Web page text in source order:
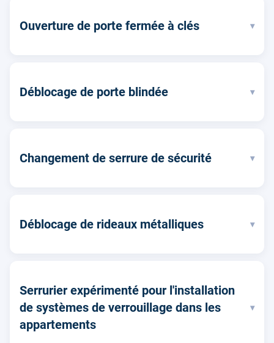
Ouverture de porte fermée à clés ▾
Déblocage de porte blindée ▾
Changement de serrure de sécurité ▾
Déblocage de rideaux métalliques ▾
Serrurier expérimenté pour l'installation
de systèmes de verrouillage dans les
appartements
▾